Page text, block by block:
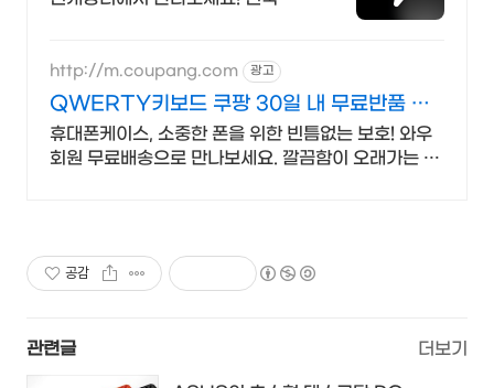
드
http://m.coupang.com 광고
QWERTY키보드 쿠팡 30일 내 무료반품 기
회
휴대폰케이스, 소중한 폰을 위한 빈틈없는 보호! 와우
회원 무료배송으로 만나보세요. 깔끔함이 오래가는 휴
공감
관련글 더보기